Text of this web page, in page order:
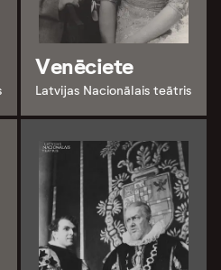
Venēciete
Latvijas Nacionālais teātris